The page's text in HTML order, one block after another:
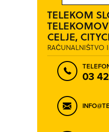
TELEKOM
CELJE,
RAČUNALNIŠTVO
03